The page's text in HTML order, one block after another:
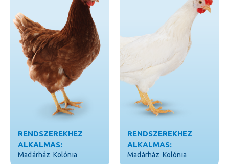
RENDSZEREKHEZ
ALKALMAS:
Madárház Kolónia
RENDSZEREKHEZ
ALKALMAS:
Madárház Kolónia